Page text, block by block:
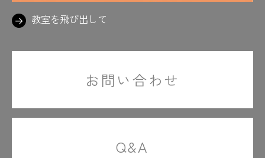
教室を飛び出して
お問い合わせ
Q&A